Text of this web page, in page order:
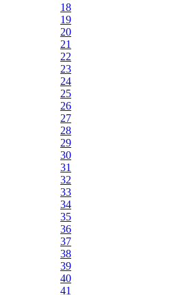
18
19
20
21
22
23
24
25
26
27
28
29
30
31
32
33
34
35
36
37
38
39
40
41